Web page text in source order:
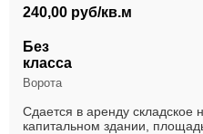
240,00 руб/кв.м
Без
класса
Ворота
Сдается в аренду
капитальном здании,